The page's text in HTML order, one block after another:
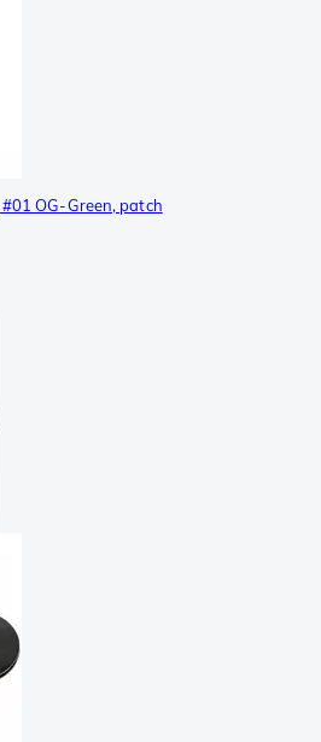
OG-Green, patch